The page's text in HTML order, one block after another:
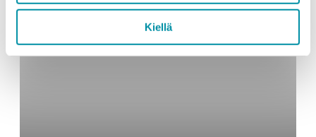
Kiellä